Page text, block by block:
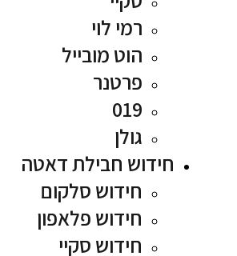
רמי לוי
הוט מובייל
פרטנר
019
גולן
חידוש חבילת דאטה
חידוש סלקום
חידוש פלאפון
חידוש סקיי